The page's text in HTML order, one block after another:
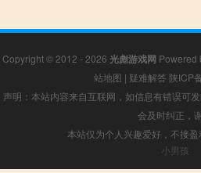
Copyright © 2012 - 2026 光彪游戏网 Powered
站地图 | 疑难解答 陕ICP
声明：本站内容来自互联网，如信息有错误可
会及时纠正，
本站仅为个人兴趣爱好，不接
小男孩